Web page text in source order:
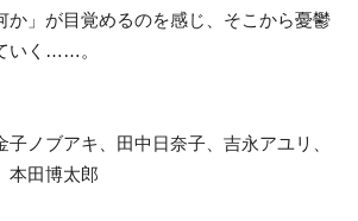
か」が目覚めるのを感じ、そこから憂鬱
いく……。
子ノブアキ、田中日奈子、吉永アユリ、
本田博太郎